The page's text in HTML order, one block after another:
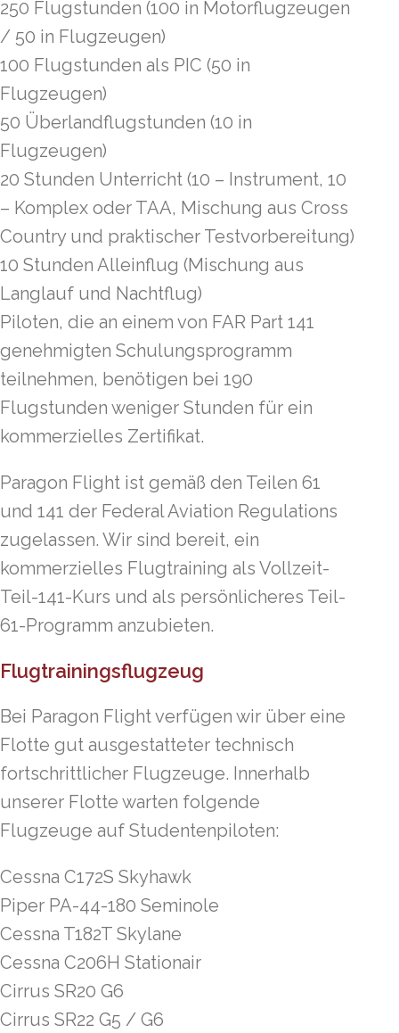
250 Flugstunden (100 in Motorflugzeugen
/ 50 in Flugzeugen)
100 Flugstunden als PIC (50 in
Flugzeugen)
50 Überlandflugstunden (10 in
Flugzeugen)
20 Stunden Unterricht (10 – Instrument, 10
– Komplex oder TAA, Mischung aus Cross
Country und praktischer Testvorbereitung)
10 Stunden Alleinflug (Mischung aus
Langlauf und Nachtflug)
Piloten, die an einem von FAR Part 141
genehmigten Schulungsprogramm
teilnehmen, benötigen bei 190
Flugstunden weniger Stunden für ein
kommerzielles Zertifikat.
Paragon Flight ist gemäß den Teilen 61
und 141 der Federal Aviation Regulations
zugelassen. Wir sind bereit, ein
kommerzielles Flugtraining als Vollzeit-
Teil-141-Kurs und als persönlicheres Teil-
61-Programm anzubieten.
Flugtrainingsflugzeug
Bei Paragon Flight verfügen wir über eine
Flotte gut ausgestatteter technisch
fortschrittlicher Flugzeuge. Innerhalb
unserer Flotte warten folgende
Flugzeuge auf Studentenpiloten:
Cessna C172S Skyhawk
Piper PA-44-180 Seminole
Cessna T182T Skylane
Cessna C206H Stationair
Cirrus SR20 G6
Cirrus SR22 G5 / G6